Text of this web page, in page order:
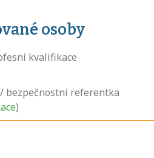
osoby
kvalifikace
bezpečnostní referentka
)